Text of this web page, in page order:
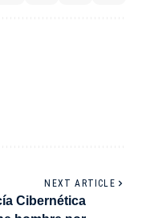
NEXT ARTICLE
Cibernética